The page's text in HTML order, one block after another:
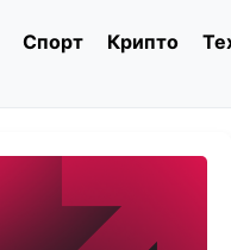
Спорт Крипто